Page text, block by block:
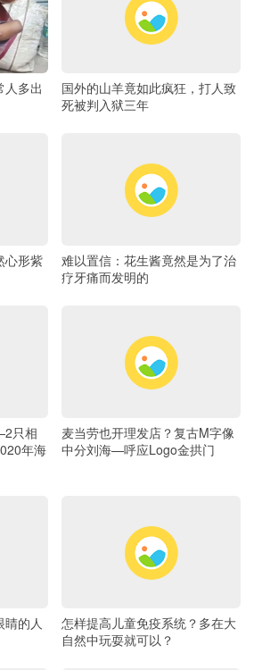
人多出
国外的山羊竟如此疯狂，打人致
死被判入狱三年
心形紫
难以置信：花生酱竟然是为了治
疗牙痛而发明的
只相
年海
麦当劳也开理发店？复古M字像
中分刘海—呼应Logo金拱门
的人
怎样提高儿童免疫系统？多在大
自然中玩耍就可以？